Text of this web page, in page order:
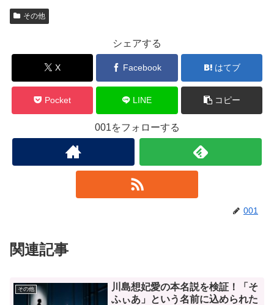
その他
シェアする
X Facebook はてブ
Pocket LINE コピー
001をフォローする
001
関連記事
その他
川島想妃愛の本名説を検証！「そ
ふぃあ」という名前に込められた